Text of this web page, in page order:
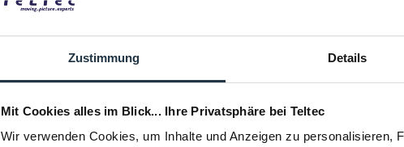
Zustimmung Details
Mit Cookies alles im Blick... Ihre Privatsphäre bei Teltec
Wir verwenden Cookies, um Inhalte und Anzeigen zu personalisieren,
€ 1.199,00
Brutto: € 1.426,81
1-2 Wochen ab Bestellung
€ 1.350,00
Brutto: € 1.606,50
1-2 Wochen ab